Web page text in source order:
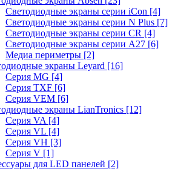
Светодиодные экраны серии iCon [4]
Светодиодные экраны серии N Plus [7]
Светодиодные экраны серии CR [4]
Светодиодные экраны серии А27 [6]
Медиа периметры [2]
экраны Leyard [16]
Серия MG [4]
Серия TXF [6]
Серия VEM [6]
экраны LianTronics [12]
Серия VA [4]
Серия VL [4]
Серия VH [3]
Серия V [1]
для LED панелей [2]